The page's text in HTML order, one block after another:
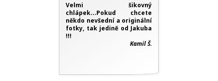
Velmi šikovný
chlápek...Pokud chcete
někdo nevšední a originální
fotky, tak jedině od Jakuba
!!!
Kamil Š.